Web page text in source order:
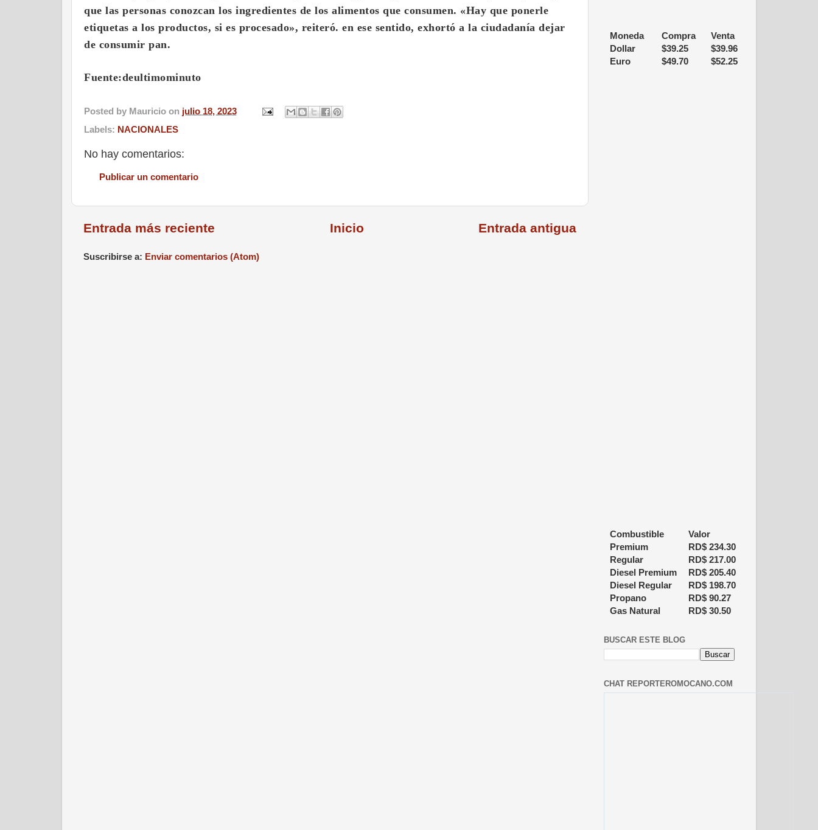
que las personas conozcan los ingredientes de los alimentos que consumen. «Hay que ponerle
etiquetas a los productos, si es procesado», reiteró. en ese sentido, exhortó a la ciudadanía dejar
de consumir pan.
Fuente:deultimominuto
Posted by Mauricio on julio 18, 2023
Labels: NACIONALES
No hay comentarios:
Publicar un comentario
Entrada más reciente Entrada antigua
Inicio
Suscribirse a: Enviar comentarios (Atom)
Moneda Compra
Venta
Dollar
$39.25 $39.96
Euro
$49.70 $52.25
Combustible
Valor
Premium
RD$ 234.30
Regular
RD$ 217.00
Diesel Premium
RD$ 205.40
Diesel Regular
RD$ 198.70
Propano
RD$ 90.27
Gas Natural
RD$ 30.50
BUSCAR ESTE BLOG
CHAT REPORTEROMOCANO.COM